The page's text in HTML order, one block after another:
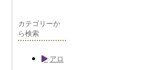
カテゴリーか
ら検索
アロ